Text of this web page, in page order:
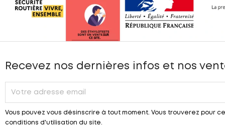
Recevez nos dernières infos et nos
Vous pouvez vous désinscrire à tout moment. Vous trouverez pour
conditions d'utilisation du site.